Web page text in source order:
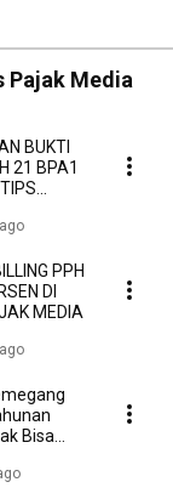
Pajak Media
BUKTI
21 BPA1
PPH
DI
MEDIA
Bisa
Saham